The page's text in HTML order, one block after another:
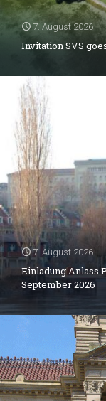
7. August 2026
Invitation SVS
7. August 2026
Einladung Anlass
September 2026